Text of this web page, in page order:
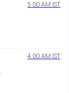
5:00 AM IST
4:00 AM IST